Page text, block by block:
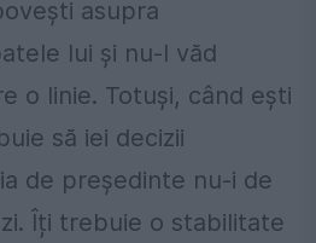
asupra
lui și nu-l văd
o linie. Totuși, când ești
să iei decizii
de președinte nu-i de
Îți trebuie o stabilitate